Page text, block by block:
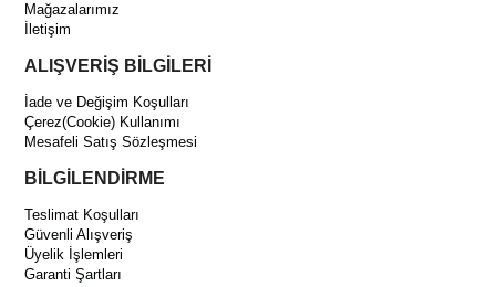
Mağazalarımız
İletişim
ALIŞVERİŞ BİLGİLERİ
İade ve Değişim Koşulları
Çerez(Cookie) Kullanımı
Mesafeli Satış Sözleşmesi
BİLGİLENDİRME
Teslimat Koşulları
Güvenli Alışveriş
Üyelik İşlemleri
Garanti Şartları